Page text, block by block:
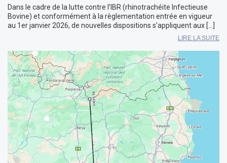
Dans le cadre de la lutte contre l’IBR (rhinotrachéite Infectieuse
Bovine) et conformément à la règlementation entrée en vigueur
au 1er janvier 2026, de nouvelles dispositions s’appliquent aux […]
LIRE LA SUITE